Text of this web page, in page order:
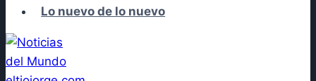
Lo nuevo de lo nuevo